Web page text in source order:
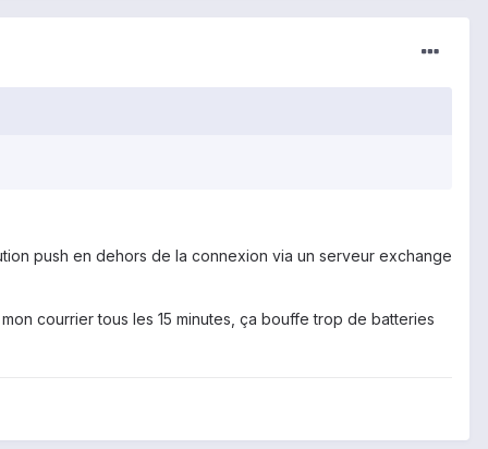
push en dehors de la connexion via un serveur exchange
courrier tous les 15 minutes, ça bouffe trop de batteries